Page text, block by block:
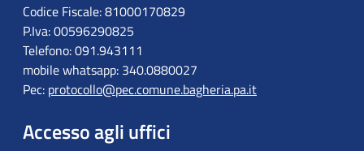
Codice Fiscale: 81000170829
P.Iva: 00596290825
Telefono: 091.943111
mobile whatsapp: 340.0880027
Pec: protocollo@pec.comune.bagheria.pa.it
Accesso agli uffici